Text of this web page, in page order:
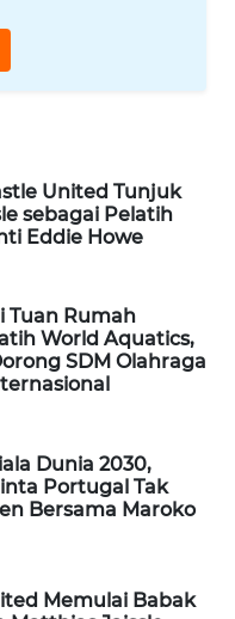
United Tunjuk
sebagai Pelatih
Eddie Howe
Tuan Rumah
World Aquatics,
SDM Olahraga
Dunia 2030,
Portugal Tak
Bersama Maroko
Memulai Babak